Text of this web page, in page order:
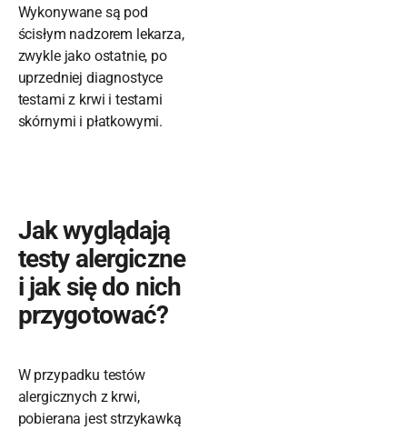
Wykonywane są pod
ścisłym nadzorem lekarza,
zwykle jako ostatnie, po
uprzedniej diagnostyce
testami z krwi i testami
skórnymi i płatkowymi.
Jak wyglądają
testy alergiczne
i jak się do nich
przygotować?
W przypadku testów
alergicznych z krwi,
pobierana jest strzykawką